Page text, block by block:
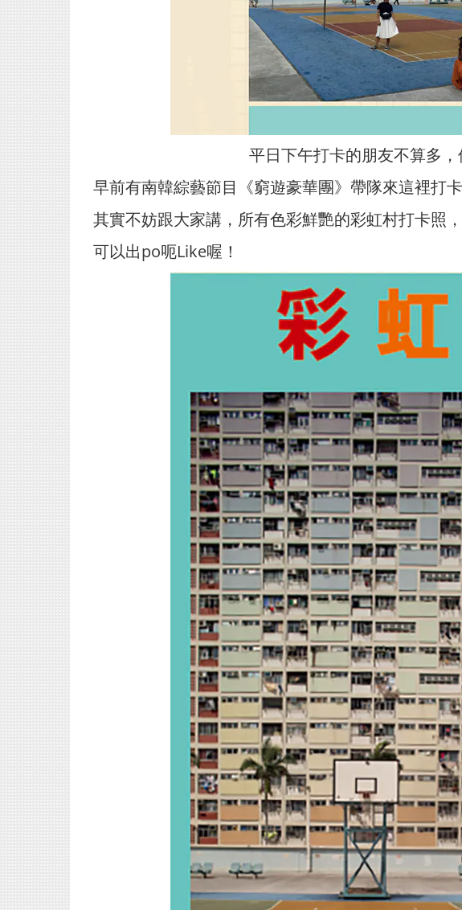
平日下午打卡的朋友不算多
早前有南韓綜藝節目《窮遊豪華團》帶隊來這裡打
其實不妨跟大家講，所有色彩鮮艷的彩虹村打卡照
可以出po呃Like喔！